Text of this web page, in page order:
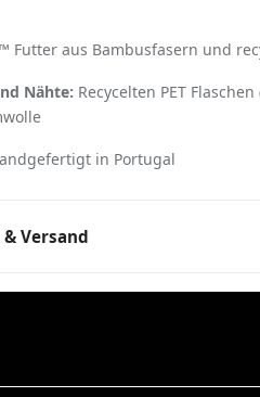
Futter aus Bambusfasern und
Nähte: Recycelten PET
in Portugal
Versand